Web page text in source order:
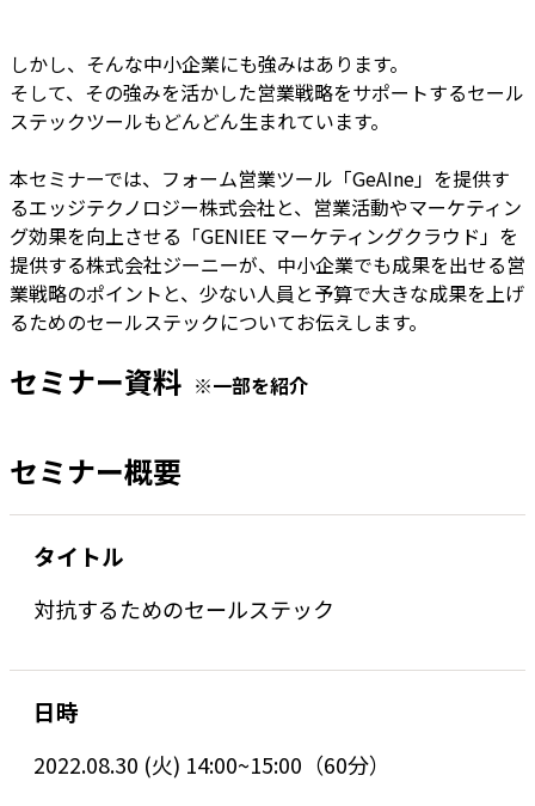
しかし、そんな中小企業にも強みはあります。
そして、その強みを活かした営業戦略をサポートするセール
ステックツールもどんどん生まれています。
本セミナーでは、フォーム営業ツール「GeAIne」を提供す
るエッジテクノロジー株式会社と、営業活動やマーケティン
グ効果を向上させる「GENIEE マーケティングクラウド」を
提供する株式会社ジーニーが、中小企業でも成果を出せる営
業戦略のポイントと、少ない人員と予算で大きな成果を上げ
るためのセールステックについてお伝えします。
セミナー資料 ※一部を紹介
セミナー概要
タイトル
対抗するためのセールステック
日時
2022.08.30 (火) 14:00~15:00（60分）